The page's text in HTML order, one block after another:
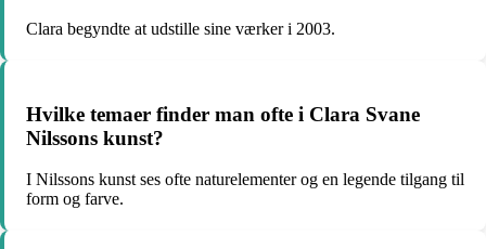
Clara begyndte at udstille sine værker i 2003.
Hvilke temaer finder man ofte i Clara Svane
Nilssons kunst?
I Nilssons kunst ses ofte naturelementer og en legende tilgang til
form og farve.